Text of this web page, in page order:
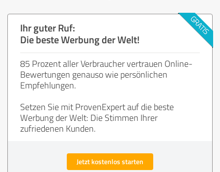
Ihr guter Ruf:
Die beste Werbung der Welt!
85 Prozent aller Verbraucher vertrauen Online-
Bewertungen genauso wie persönlichen
Empfehlungen.
Setzen Sie mit ProvenExpert auf die beste
Werbung der Welt: Die Stimmen Ihrer
zufriedenen Kunden.
Jetzt kostenlos starten